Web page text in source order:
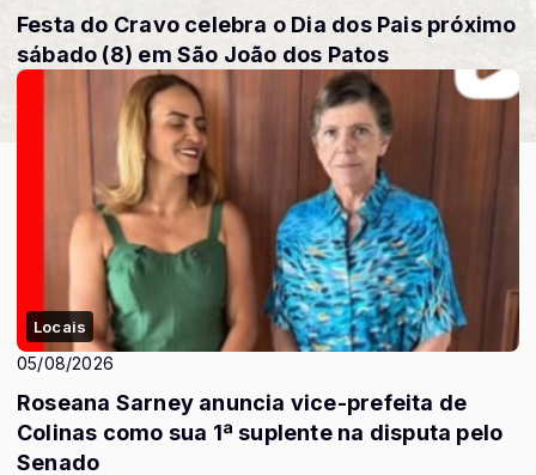
Festa do Cravo celebra o Dia dos Pais próximo
sábado (8) em São João dos Patos
Locais
05/08/2026
Roseana Sarney anuncia vice-prefeita de
Colinas como sua 1ª suplente na disputa pelo
Senado